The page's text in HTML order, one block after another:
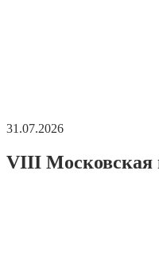
31.07.2026
VIII Московская